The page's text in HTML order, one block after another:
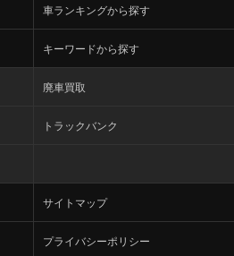
車ランキングから探す
キーワードから探す
廃車買取
トラックバンク
サイトマップ
プライバシーポリシー